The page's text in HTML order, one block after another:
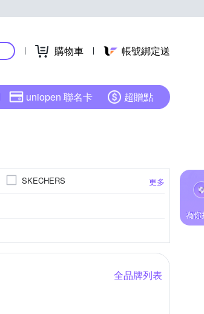
購物車 帳號綁定送
uniopen 聯名卡 超贈點
更多
SKECHERS
全品牌列表